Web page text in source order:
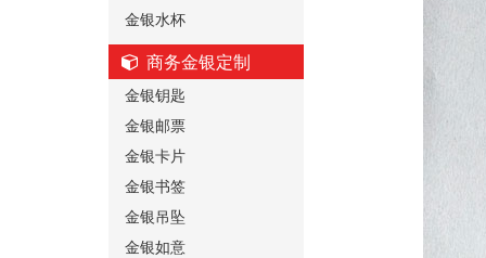
金银水杯
商务金银定制
金银钥匙
金银邮票
金银卡片
金银书签
金银吊坠
金银如意